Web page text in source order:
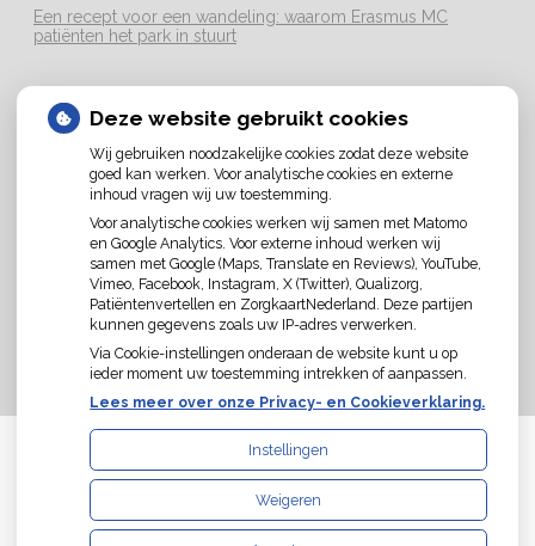
Een recept voor een wandeling: waarom Erasmus MC
patiënten het park in stuurt
LOCATIE
U heeft geen toestemming gegeven voor
externe inhouddie nodig is om dit te zien.
Cookie-instellingen wijzigen
Uw Zorg Online
Deze website gebruikt cookies
Wij gebruiken noodzakelijke cookies zodat deze website
goed kan werken. Voor analytische cookies en externe
inhoud vragen wij uw toestemming.
Voor analytische cookies werken wij samen met Matomo
en Google Analytics. Voor externe inhoud werken wij
samen met Google (Maps, Translate en Reviews), YouTube,
Vimeo, Facebook, Instagram, X (Twitter), Qualizorg,
Patiëntenvertellen en ZorgkaartNederland. Deze partijen
kunnen gegevens zoals uw IP-adres verwerken.
Via Cookie-instellingen onderaan de website kunt u op
ieder moment uw toestemming intrekken of aanpassen.
Lees meer over onze Privacy- en Cookieverklaring.
Instellingen
Weigeren